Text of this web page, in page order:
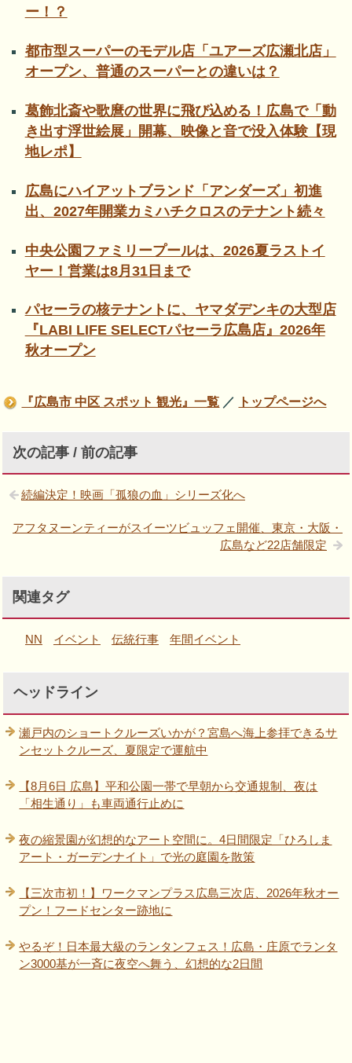
ー！？
都市型スーパーのモデル店「ユアーズ広瀬北店」
オープン、普通のスーパーとの違いは？
葛飾北斎や歌麿の世界に飛び込める！広島で「動
き出す浮世絵展」開幕、映像と音で没入体験【現
地レポ】
広島にハイアットブランド「アンダーズ」初進
出、2027年開業カミハチクロスのテナント続々
中央公園ファミリープールは、2026夏ラストイ
ヤー！営業は8月31日まで
パセーラの核テナントに、ヤマダデンキの大型店
『LABI LIFE SELECTパセーラ広島店』2026年
秋オープン
『広島市 中区 スポット 観光』一覧 ／ トップページへ
次の記事 / 前の記事
続編決定！映画「孤狼の血」シリーズ化へ
アフタヌーンティーがスイーツビュッフェ開催、東京・大阪・
広島など22店舗限定
関連タグ
NN イベント 伝統行事 年間イベント
ヘッドライン
瀬戸内のショートクルーズいかが？宮島へ海上参拝できるサ
ンセットクルーズ、夏限定で運航中
【8月6日 広島】平和公園一帯で早朝から交通規制、夜は
「相生通り」も車両通行止めに
夜の縮景園が幻想的なアート空間に。4日間限定「ひろしま
アート・ガーデンナイト」で光の庭園を散策
【三次市初！】ワークマンプラス広島三次店、2026年秋オー
プン！フードセンター跡地に
やるぞ！日本最大級のランタンフェス！広島・庄原でランタ
ン3000基が一斉に夜空へ舞う、幻想的な2日間